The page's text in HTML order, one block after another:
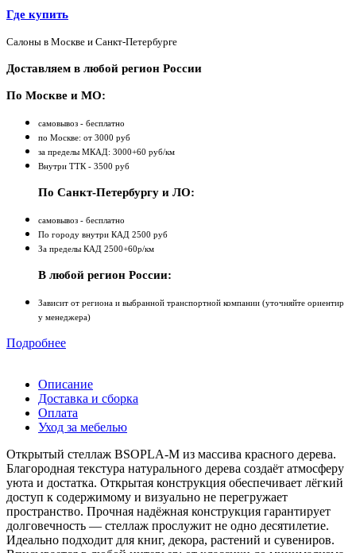
Где купить
Салоны в Москве и Санкт-Петербурге
Доставляем в любой регион России
По Москве и МО:
самовывоз - бесплатно
по Москве: от 3000 руб
за пределы МКАД: 3000+60 руб/км
Внутри ТТК - 3500 руб
По Санкт-Петербургу и ЛО:
самовывоз - бесплатно
По городу внутри КАД 2500 руб
За пределы КАД 2500+60р/км
В любой регион России:
Зависит от региона и выбранной транспортной компании (уточняйте ориентир
у менеджера)
Подробнее
Описание
Доставка и сборка
Оплата
Уход за мебелью
Открытый стеллаж BSOPLA‑M из массива красного дерева.
Благородная текстура натурального дерева создаёт атмосферу
уюта и достатка. Открытая конструкция обеспечивает лёгкий
доступ к содержимому и визуально не перегружает
пространство. Прочная надёжная конструкция гарантирует
долговечность — стеллаж прослужит не одно десятилетие.
Идеально подходит для книг, декора, растений и сувениров.